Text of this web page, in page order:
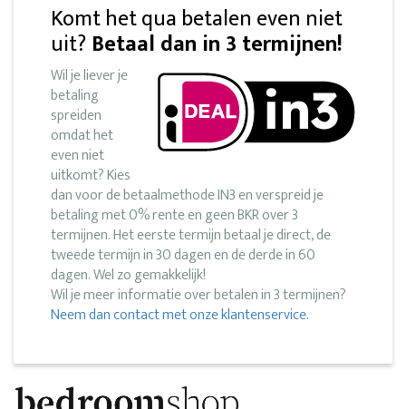
Komt het qua betalen even niet
uit? Betaal dan in 3 termijnen!
Wil je liever je
betaling
spreiden
omdat het
even niet
uitkomt? Kies
dan voor de betaalmethode IN3 en verspreid je
betaling met 0% rente en geen BKR over 3
termijnen. Het eerste termijn betaal je direct, de
tweede termijn in 30 dagen en de derde in 60
dagen. Wel zo gemakkelijk!
Wil je meer informatie over betalen in 3 termijnen?
Neem dan contact met onze klantenservice.